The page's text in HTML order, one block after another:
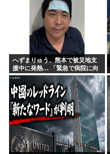
へずまりゅう、熊本で被災地支
援中に発熱… 「緊急で病院に向
かい点滴を打ったら楽に」 回復
を報告